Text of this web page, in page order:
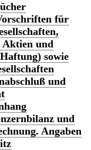
für
Aktien und
sowie
und
und
Angaben